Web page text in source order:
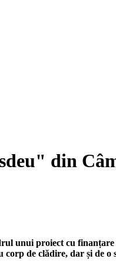
din
unui proiect cu finanțare
de clădire, dar și de o